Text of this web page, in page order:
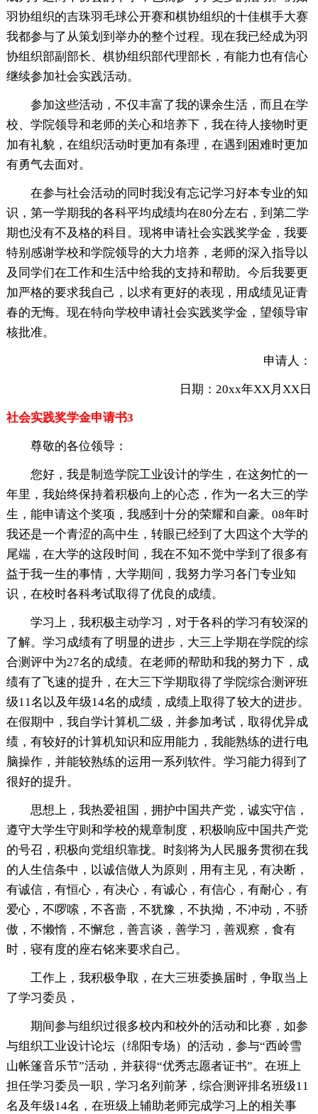
羽协组织的吉珠羽毛球公开赛和棋协组织的十佳棋手大赛
我都参与了从策划到举办的整个过程。现在我已经成为羽
协组织部副部长、棋协组织部代理部长，有能力也有信心
继续参加社会实践活动。
参加这些活动，不仅丰富了我的课余生活，而且在学
校、学院领导和老师的关心和培养下，我在待人接物时更
加有礼貌，在组织活动时更加有条理，在遇到困难时更加
有勇气去面对。
在参与社会活动的同时我没有忘记学习好本专业的知
识，第一学期我的各科平均成绩均在80分左右，到第二学
期也没有不及格的科目。现将申请社会实践奖学金，我要
特别感谢学校和学院领导的大力培养，老师的深入指导以
及同学们在工作和生活中给我的支持和帮助。今后我要更
加严格的要求我自己，以求有更好的表现，用成绩见证青
春的无悔。现在特向学校申请社会实践奖学金，望领导审
核批准。
申请人：
日期：20xx年XX月XX日
社会实践奖学金申请书3
尊敬的各位领导：
您好，我是制造学院工业设计的学生，在这匆忙的一
年里，我始终保持着积极向上的心态，作为一名大三的学
生，能申请这个奖项，我感到十分的荣耀和自豪。08年时
我还是一个青涩的高中生，转眼已经到了大四这个大学的
尾端，在大学的这段时间，我在不知不觉中学到了很多有
益于我一生的事情，大学期间，我努力学习各门专业知
识，在校时各科考试取得了优良的成绩。
学习上，我积极主动学习，对于各科的学习有较深的
了解。学习成绩有了明显的进步，大三上学期在学院的综
合测评中为27名的成绩。在老师的帮助和我的努力下，成
绩有了飞速的提升，在大三下学期取得了学院综合测评班
级11名以及年级14名的成绩，成绩上取得了较大的进步。
在假期中，我自学计算机二级，并参加考试，取得优异成
绩，有较好的计算机知识和应用能力，我能熟练的进行电
脑操作，并能较熟练的运用一系列软件。学习能力得到了
很好的提升。
思想上，我热爱祖国，拥护中国共产党，诚实守信，
遵守大学生守则和学校的规章制度，积极响应中国共产党
的号召，积极向党组织靠拢。时刻将为人民服务贯彻在我
的人生信条中，以诚信做人为原则，用有主见，有决断，
有诚信，有恒心，有决心，有诚心，有信心，有耐心，有
爱心，不啰嗦，不吝啬，不犹豫，不执拗，不冲动，不骄
傲，不懒惰，不懈怠，善言谈，善学习，善观察，食有
时，寝有度的座右铭来要求自己。
工作上，我积极争取，在大三班委换届时，争取当上
了学习委员，
期间参与组织过很多校内和校外的活动和比赛，如参
与组织工业设计论坛（绵阳专场）的活动，参与“西岭雪
山帐篷音乐节”活动，并获得“优秀志愿者证书”。在班上
担任学习委员一职，学习名列前茅，综合测评排名班级11
名及年级14名，在班级上辅助老师完成学习上的相关事